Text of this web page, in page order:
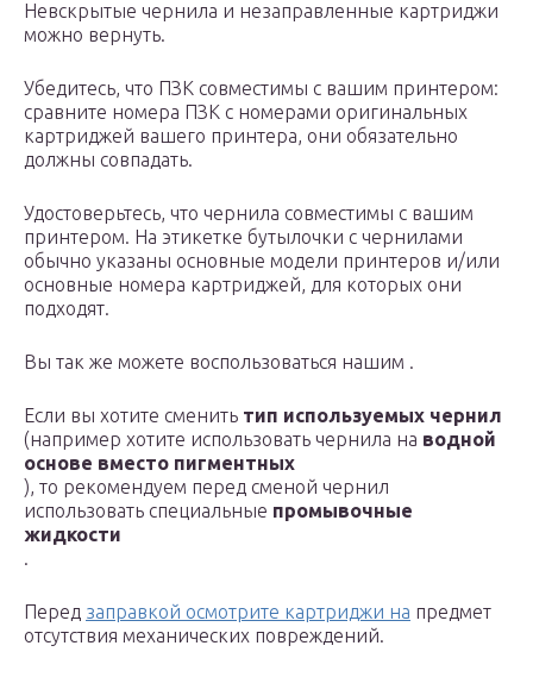
Невскрытые чернила и незаправленные картриджи
можно вернуть.
Убедитесь, что ПЗК совместимы с вашим принтером:
сравните номера ПЗК с номерами оригинальных
картриджей вашего принтера, они обязательно
должны совпадать.
Удостоверьтесь, что чернила совместимы с вашим
принтером. На этикетке бутылочки с чернилами
обычно указаны основные модели принтеров и/или
основные номера картриджей, для которых они
подходят.
Вы так же можете воспользоваться нашим .
Если вы хотите сменить тип используемых чернил
(например хотите использовать чернила на водной
основе вместо пигментных
), то рекомендуем перед сменой чернил
использовать специальные промывочные
жидкости
.
Перед заправкой осмотрите картриджи на предмет
отсутствия механических повреждений.